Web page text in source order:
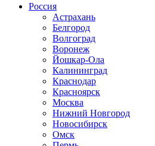
Россия
Астрахань
Белгород
Волгоград
Воронеж
Йошкар-Ола
Калининград
Краснодар
Красноярск
Москва
Нижний Новгород
Новосибирск
Омск